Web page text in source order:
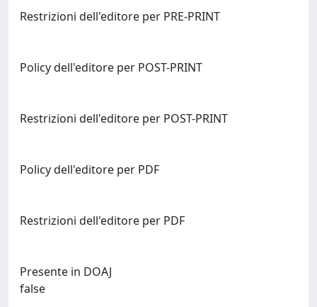
Restrizioni dell'editore per PRE-PRINT
Policy dell'editore per POST-PRINT
Restrizioni dell'editore per POST-PRINT
Policy dell'editore per PDF
Restrizioni dell'editore per PDF
Presente in DOAJ